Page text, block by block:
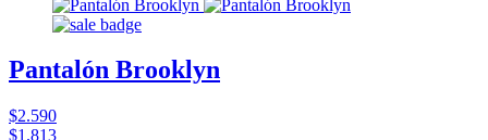
Pantalón Brooklyn
$2.590
$1.813